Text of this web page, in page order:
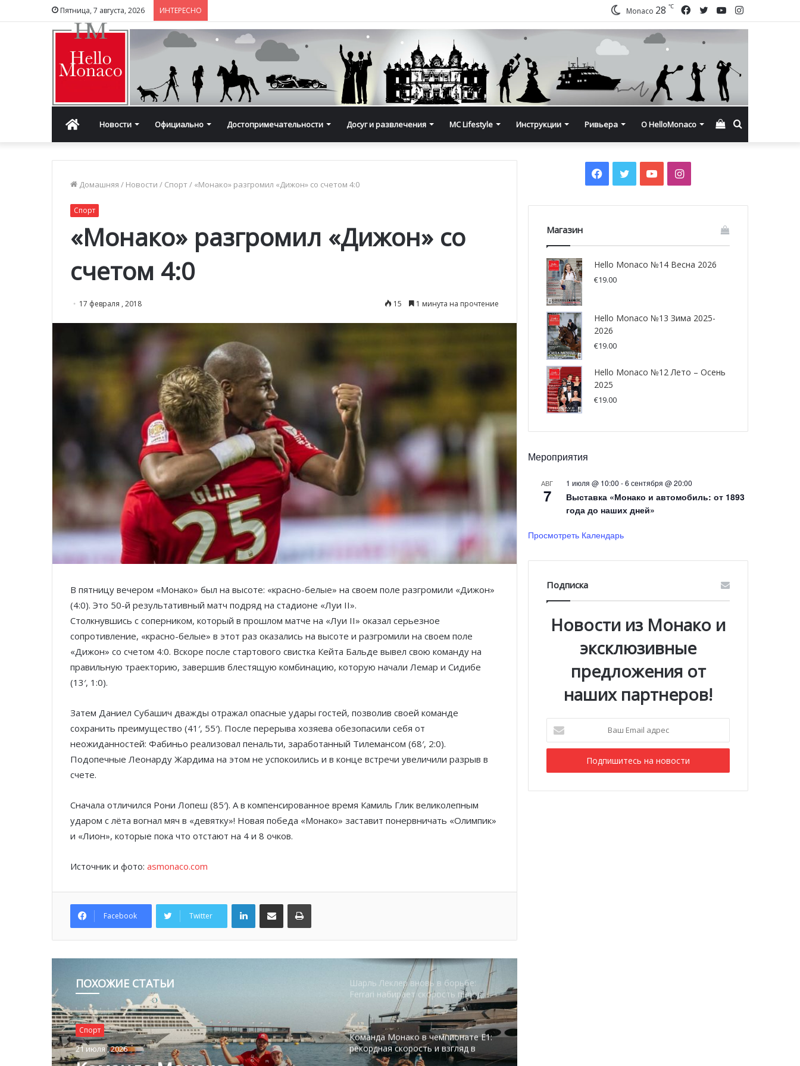
Пятница, 7 августа, 2026 ИНТЕРЕСНО Instagram
YouTube
Twitter
Facebook
Monaco 28 ℃
ГлавнаяНовости Официально Достопримечательности Досуг и развлечения MC Lifestyle Инструкции Ривьера О HelloMonaco Смотреть
Домашняя / Новости / Спорт / «Монако» разгромил «Дижон» со счетом 4:0
Спорт
«Монако» разгромил «Дижон» со
счетом 4:0
17 февраля , 2018 15 1 минута на прочтение
В пятницу вечером «Монако» был на высоте: «красно-белые» на своем поле разгромили «Дижон»
(4:0). Это 50-й результативный матч подряд на стадионе «Луи II».
Столкнувшись с соперником, который в прошлом матче на «Луи II» оказал серьезное
сопротивление, «красно-белые» в этот раз оказались на высоте и разгромили на своем поле
«Дижон» со счетом 4:0. Вскоре после стартового свистка Кейта Бальде вывел свою команду на
правильную траекторию, завершив блестящую комбинацию, которую начали Лемар и Сидибе
(13′, 1:0).
Затем Даниел Субашич дважды отражал опасные удары гостей, позволив своей команде
сохранить преимущество (41′, 55′). После перерыва хозяева обезопасили себя от
неожиданностей: Фабиньо реализовал пенальти, заработанный Тилемансом (68′, 2:0).
Подопечные Леонарду Жардима на этом не успокоились и в конце встречи увеличили разрыв в
счете.
Сначала отличился Рони Лопеш (85′). А в компенсированное время Камиль Глик великолепным
ударом с лёта вогнал мяч в «девятку»! Новая победа «Монако» заставит понервничать «Олимпик»
и «Лион», которые пока что отстают на 4 и 8 очков.
Источник и фото: asmonaco.com
Facebook Twitter
LinkedInПоделиться по электронной почте Распечатать
ПОХОЖИЕ СТАТЬИ
Спорт
21 июля , 2026
Тренировка с видом: открытые
спортивные площадки Монако
От Монте-Карло к Гран-при
Гламур, скорость и драма: чем
благотворительность: как Монако
Шарль Леклер вновь в борьбе:
Ferrari набирает скорость перед
Команда Монако в чемпионате E1:
рекордная скорость и взгляд в
будущее
Facebook
TwitterYouTubeInstagram
Магазин
Hello Monaco №14 Весна 2026
€19.00
Hello Monaco №13 Зима 2025-
2026
€19.00
Hello Monaco №12 Лето – Осень
2025
€19.00
Мероприятия
АВГ
7
1 июля @ 10:00 -6 сентября @ 20:00
Выставка «Монако и автомобиль: от 1893
года до наших дней»
Просмотреть Календарь
Подписка
Новости из Монако и
эксклюзивные
предложения от
наших партнеров!
Email
адрес